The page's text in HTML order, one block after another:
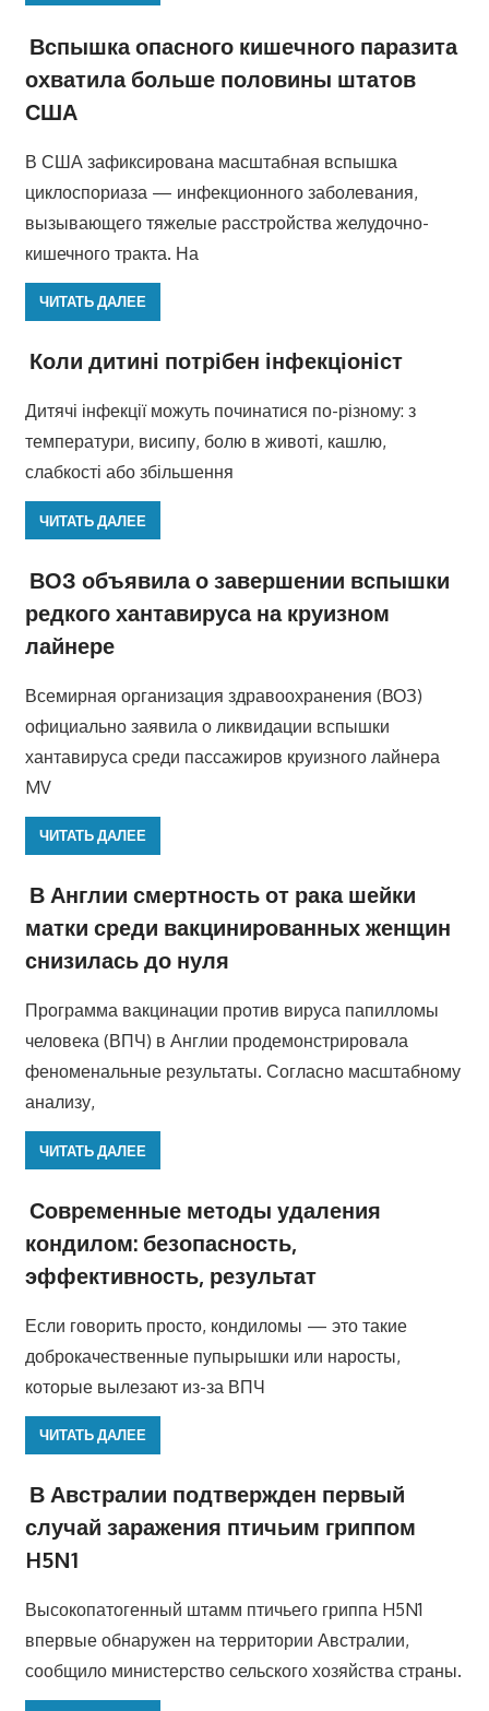
Вспышка опасного кишечного паразита
охватила больше половины штатов
США
В США зафиксирована масштабная вспышка
циклоспориаза — инфекционного заболевания,
вызывающего тяжелые расстройства желудочно-
кишечного тракта. На
ЧИТАТЬ ДАЛЕЕ
Коли дитині потрібен інфекціоніст
Дитячі інфекції можуть починатися по-різному: з
температури, висипу, болю в животі, кашлю,
слабкості або збільшення
ЧИТАТЬ ДАЛЕЕ
ВОЗ объявила о завершении вспышки
редкого хантавируса на круизном
лайнере
Всемирная организация здравоохранения (ВОЗ)
официально заявила о ликвидации вспышки
хантавируса среди пассажиров круизного лайнера
MV
ЧИТАТЬ ДАЛЕЕ
В Англии смертность от рака шейки
матки среди вакцинированных женщин
снизилась до нуля
Программа вакцинации против вируса папилломы
человека (ВПЧ) в Англии продемонстрировала
феноменальные результаты. Согласно масштабному
анализу,
ЧИТАТЬ ДАЛЕЕ
Современные методы удаления
кондилом: безопасность,
эффективность, результат
Если говорить просто, кондиломы — это такие
доброкачественные пупырышки или наросты,
которые вылезают из-за ВПЧ
ЧИТАТЬ ДАЛЕЕ
В Австралии подтвержден первый
случай заражения птичьим гриппом
H5N1
Высокопатогенный штамм птичьего гриппа H5N1
впервые обнаружен на территории Австралии,
сообщило министерство сельского хозяйства страны.